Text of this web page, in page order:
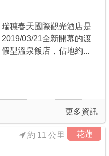
瑞穗春天國際觀光酒店是
2019/03/21全新開幕的渡
假型溫泉飯店，佔地約...
更多資訊
花蓮
約 11 公里